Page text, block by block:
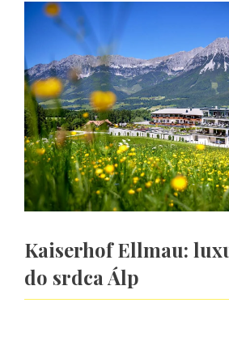
Kaiserhof Ellmau:
do srdca Álp